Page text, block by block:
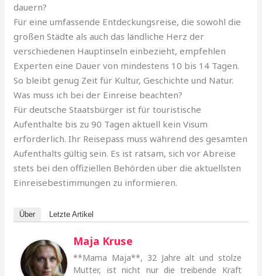
dauern?
Für eine umfassende Entdeckungsreise, die sowohl die
großen Städte als auch das ländliche Herz der
verschiedenen Hauptinseln einbezieht, empfehlen
Experten eine Dauer von mindestens 10 bis 14 Tagen.
So bleibt genug Zeit für Kultur, Geschichte und Natur.
Was muss ich bei der Einreise beachten?
Für deutsche Staatsbürger ist für touristische
Aufenthalte bis zu 90 Tagen aktuell kein Visum
erforderlich. Ihr Reisepass muss während des gesamten
Aufenthalts gültig sein. Es ist ratsam, sich vor Abreise
stets bei den offiziellen Behörden über die aktuellsten
Einreisebestimmungen zu informieren.
Über Letzte Artikel
Maja Kruse
**Mama Maja**, 32 Jahre alt und stolze
Mutter, ist nicht nur die treibende Kraft